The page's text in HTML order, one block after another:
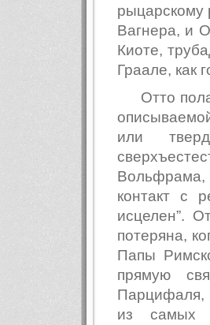
рыцарскому
Вагнера, и
Киоте,
Граале, как
Отто
или
контакт с
исцелен”.
потеряна,
Папы
прямую
Парцифаля,
из самых